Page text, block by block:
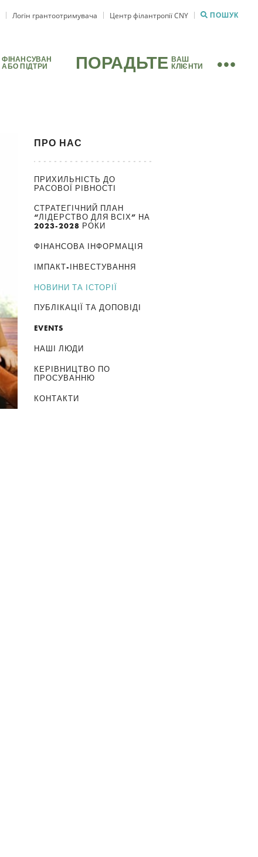
Логін грантоотримувача Центр філантропії CNY ПОШУК
ФІНАНСУВАН
АБО ПІДТРИ ПОРАДЬТЕ ВАШ
КЛІЄНТИ
ПРО НАС
ПРИХИЛЬНІСТЬ ДО
РАСОВОЇ РІВНОСТІ
СТРАТЕГІЧНИЙ ПЛАН
“ЛІДЕРСТВО ДЛЯ ВСІХ” НА
2023-2028 РОКИ
ФІНАНСОВА ІНФОРМАЦІЯ
ІМПАКТ-ІНВЕСТУВАННЯ
НОВИНИ ТА ІСТОРІЇ
ПУБЛІКАЦІЇ ТА ДОПОВІДІ
EVENTS
НАШІ ЛЮДИ
КЕРІВНИЦТВО ПО
ПРОСУВАННЮ
КОНТАКТИ